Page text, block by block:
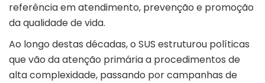
referência em atendimento, prevenção e promoção
da qualidade de vida.
Ao longo destas décadas, o SUS estruturou políticas
que vão da atenção primária a procedimentos de
alta complexidade, passando por campanhas de